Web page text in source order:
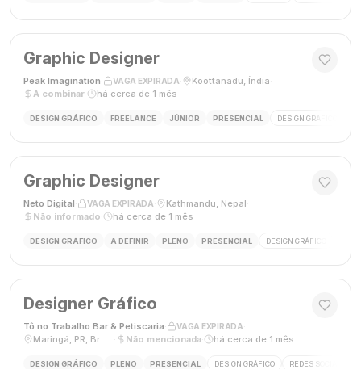
Graphic Designer
Peak Imagination VAGA EXPIRADA Koottanadu, Índia
A combinar
há cerca de 1 mês
DESIGN GRÁFICO FREELANCE JÚNIOR PRESENCIAL DESIGN GRÁFICO
Graphic Designer
Neto Digital VAGA EXPIRADA Kathmandu, Nepal
Não informado
há cerca de 1 mês
DESIGN GRÁFICO A DEFINIR PLENO PRESENCIAL DESIGN GRÁFICO
Designer Gráfico
Tô no Trabalho Bar & Petiscaria VAGA EXPIRADA
Maringá, PR, Brasil
Não mencionada há cerca de 1 mês
DESIGN GRÁFICO PLENO PRESENCIAL DESIGN GRÁFICO REDES SOCIAIS